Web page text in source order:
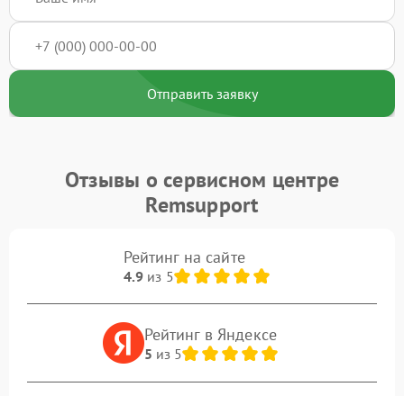
Отправить заявку
Отзывы о сервисном центре
Remsupport
Рейтинг на сайте
4.9из 5
Рейтинг в Яндексе
5 из 5